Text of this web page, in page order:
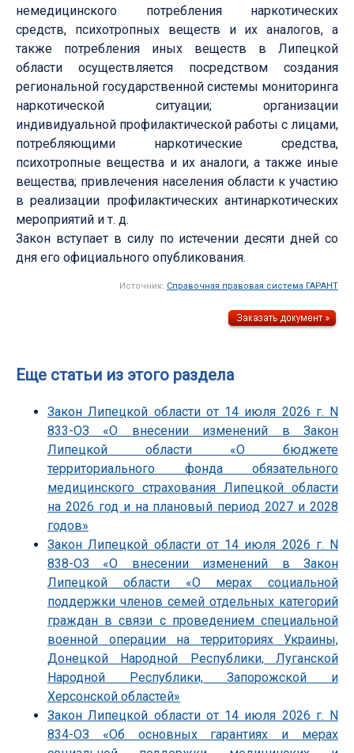
немедицинского потребления наркотических
средств, психотропных веществ и их аналогов, а
также потребления иных веществ в Липецкой
области осуществляется посредством создания
региональной государственной системы мониторинга
наркотической ситуации; организации
индивидуальной профилактической работы с лицами,
потребляющими наркотические средства,
психотропные вещества и их аналоги, а также иные
вещества; привлечения населения области к участию
в реализации профилактических антинаркотических
мероприятий и т. д.
Закон вступает в силу по истечении десяти дней со
дня его официального опубликования.
Источник: Справочная правовая система ГАРАНТ
Еще статьи из этого раздела
Закон Липецкой области от 14 июля 2026 г. N
833-ОЗ «О внесении изменений в Закон
Липецкой области «О бюджете
территориального фонда обязательного
медицинского страхования Липецкой области
на 2026 год и на плановый период 2027 и 2028
годов»
Закон Липецкой области от 14 июля 2026 г. N
838-ОЗ «О внесении изменений в Закон
Липецкой области «О мерах социальной
поддержки членов семей отдельных категорий
граждан в связи с проведением специальной
военной операции на территориях Украины,
Донецкой Народной Республики, Луганской
Народной Республики, Запорожской и
Херсонской областей»
Закон Липецкой области от 14 июля 2026 г. N
834-ОЗ «Об основных гарантиях и мерах